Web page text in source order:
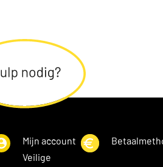
Mijn account
Veilige